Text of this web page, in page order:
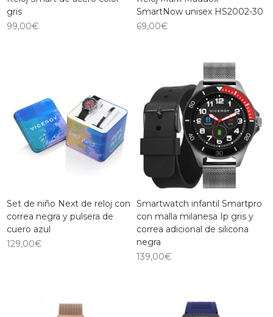
gris
99,00€
SmartNow unisex HS2002-30
69,00€
Set de niño Next de reloj con
correa negra y pulsera de
cuero azul
129,00€
Smartwatch infantil Smartpro
con malla milanesa Ip gris y
correa adicional de silicona
negra
139,00€